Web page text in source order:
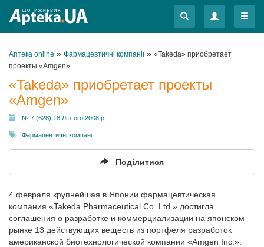
Меню
Меню
Аптека online » Фармацевтичні компанії» «Takeda» приобретает
проекты «Amgen»
«Takeda» приобретает проекты
«Amgen»
№ 7 (628) 18 Лютого 2008 р.
Фармацевтичні компанії
Поділитися
4 февраля крупнейшая в Японии фармацевтическая
компания «Takeda Pharmaceutical Co. Ltd.» достигла
соглашения о разработке и коммерциализации на японском
рынке 13 действующих веществ из портфеля разработок
американской биотехнологической компании «Amgen Inc.».